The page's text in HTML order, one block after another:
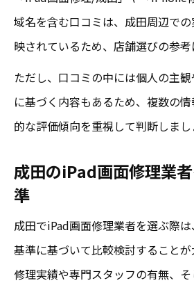
液晶割れ修理に強い成田
おすすめのiPadガラス割
即日対応可能な成田iPad
iPhone画面修理/成田の
おすすめの即日iPad画面
成田で即日修理を選ぶべ
域名を含む口コミは、成田周辺で
映されているため、店舗選びの参考
ただし、口コミの中には個人の主
に基づく内容もあるため、複数の
的な評価傾向を重視して判断しまし
成田のiPad画面修理業
準
成田でiPad画面修理業者を選ぶ際
基準に基づいて比較検討することが
修理実績や専門スタッフの有無、